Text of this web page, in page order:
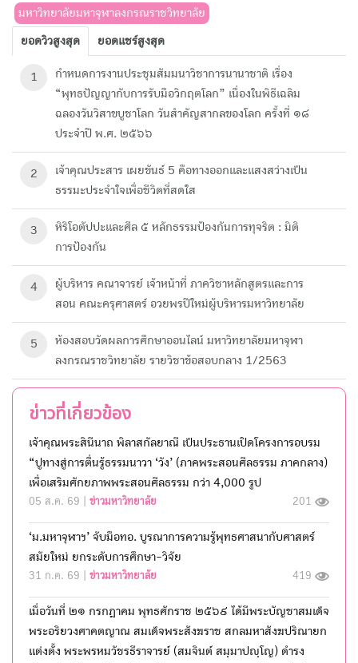
มหาวิทยาลัยมหาจุฬาลงกรณราชวิทยาลัย
ยอดวิวสูงสุด ยอดแชร์สูงสุด
1
กำหนดการงานประชุมสัมมนาวิชาการนานาชาติ เรื่อง
“พุทธปัญญากับการรับมือวิกฤตโลก” เนื่องในพิธีเฉลิม
ฉลองวันวิสาขบูชาโลก วันสำคัญสากลของโลก ครั้งที่ ๑๘
ประจำปี พ.ศ. ๒๕๖๖
2
เจ้าคุณประสาร เผยขันธ์ 5 คือทางออกและแสงสว่างเป็น
ธรรมะประจำใจเพื่อชีวิตที่สดใส
3
หิริโอตัปปะและศีล ๕ หลักธรรมป้องกันการทุจริต : มิติ
การป้องกัน
4
ผู้บริหาร คณาจารย์ เจ้าหน้าที่ ภาควิชาหลักสูตรและการ
สอน คณะครุศาสตร์ อวยพรปีใหม่ผู้บริหารมหาวิทยาลัย
5
ห้องสอบวัดผลการศึกษา​ออนไลน์ มหาวิทยาลัย​มหา​จุฬา
ลงกรณ​ราช​วิทยาลัย​ รายวิชาข้อสอบกลาง 1/2563
ข่าวที่เกี่ยวข้อง
เจ้าคุณพระสินีนาถ พิลาสกัลยาณี เป็นประธานเปิดโครงการอบรม
“ปูทางสู่การตื่นรู้ธรรมนาวา ‘วัง’ (ภาคพระสอนศีลธรรม ภาคกลาง)
เพื่อเสริมศักยภาพพระสอนศีลธรรม กว่า 4,000 รูป
05 ส.ค. 69 | ข่าวมหาวิทยาลัย 201
‘ม.มหาจุฬาฯ’ จับมือทอ. บูรณาการความรู้พุทธศาสนากับศาสตร์
สมัยใหม่ ยกระดับการศึกษา-วิจัย
31 ก.ค. 69 | ข่าวมหาวิทยาลัย 419
เมื่อวันที่ ๒๑ กรกฎาคม พุทธศักราช ๒๕๖๙ ได้มีพระบัญชาสมเด็จ
พระอริยวงศาคตญาณ สมเด็จพระสังฆราช สกลมหาสังฆปริณายก
แต่งตั้ง พระพรหมวัชรธีราจารย์ (สมจินต์ สมฺมาปญฺโญ) ดำรง